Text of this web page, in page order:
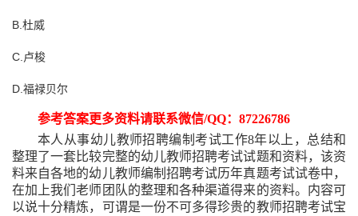
B.杜威
C.卢梭
D.福禄贝尔
参考答案更多资料请联系微信/QQ：87226786
本人从事幼儿教师招聘编制考试工作8年以上，总结和
整理了一套比较完整的幼儿教师招聘考试试题和资料，该资
料来自各地的幼儿教师编制招聘考试历年真题考试试卷中，
在加上我们老师团队的整理和各种渠道得来的资料。内容可
以说十分精炼，可谓是一份不可多得珍贵的教师招聘考试宝